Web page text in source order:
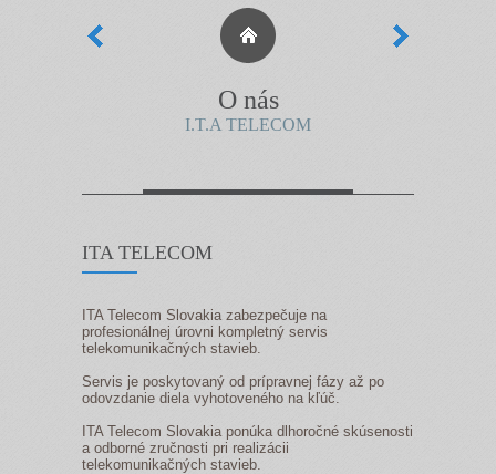
O nás
I.T.A TELECOM
ITA TELECOM
ITA Telecom Slovakia zabezpečuje na
profesionálnej úrovni kompletný servis
telekomunikačných stavieb.
Servis je poskytovaný od prípravnej fázy až po
odovzdanie diela vyhotoveného na kľúč.
ITA Telecom Slovakia ponúka dlhoročné skúsenosti
a odborné zručnosti pri realizácii
telekomunikačných stavieb.